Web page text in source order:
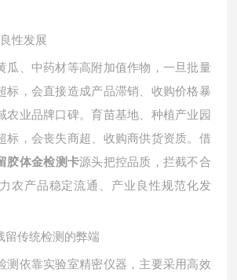
性发展
瓜、中药材等高附加值作物，一旦批量
标，会直接造成产品滞销、收购价格暴
农业品牌口碑。育苗基地、种植产业园
标，会丧失商超、收购商供货资质。借
胶体金检测卡源头把控品质，拦截不合
农产品稳定流通、产业良性规范化发
留传统检测的弊端
测依靠实验室精密仪器，主要采用高效